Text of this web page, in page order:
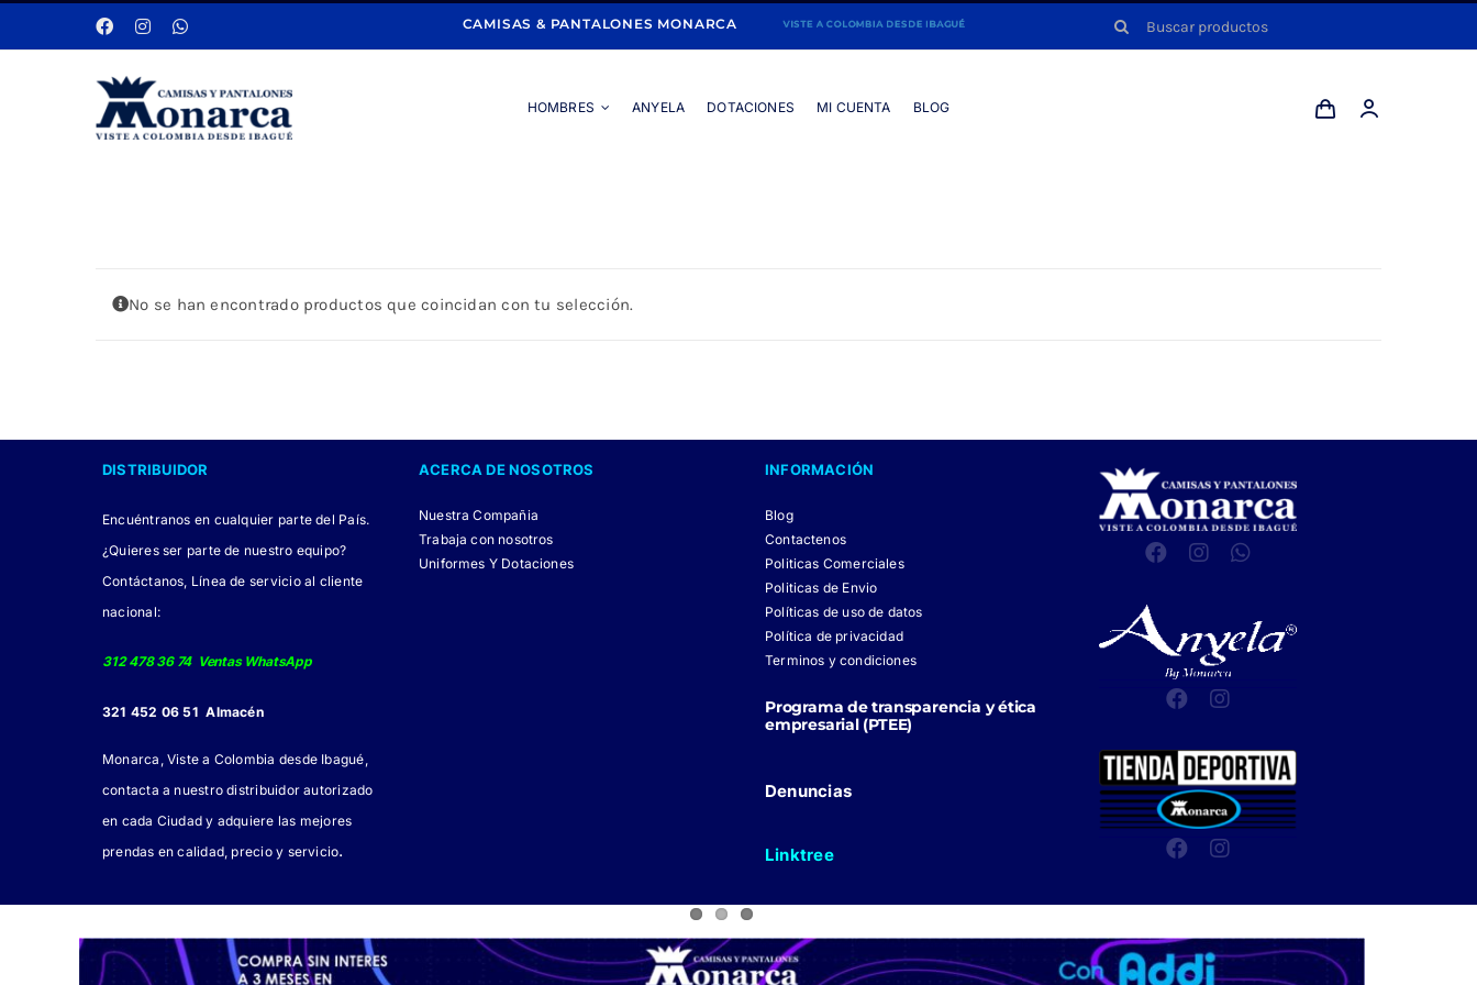
al
CAMISAS & PANTALONES MONARCA Buscar:
HOMBRES ANYELA DOTACIONES MI CUENTA BLOG
No se han encontrado productos que coincidan con tu selección.
DISTRIBUIDOR
Encuéntranos en cualquier parte del País.
¿Quieres ser parte de nuestro equipo?
Contáctanos, Línea de servicio al cliente
nacional:
312 478 36 74 Ventas WhatsApp
321 452 06 51 Almacén
Monarca, Viste a Colombia desde Ibagué,
contacta a nuestro distribuidor autorizado
en cada Ciudad y adquiere las mejores
prendas en calidad, precio y servicio.
ACERCA DE NOSOTROS
Nuestra Compañia
Trabaja con nosotros
Uniformes Y Dotaciones
INFORMACIÓN
Blog
Contactenos
Politicas Comerciales
Politicas de Envio
Políticas de uso de datos
Política de privacidad
Terminos y condiciones
Programa de transparencia y ética
empresarial (PTEE)
Denuncias
Linktree